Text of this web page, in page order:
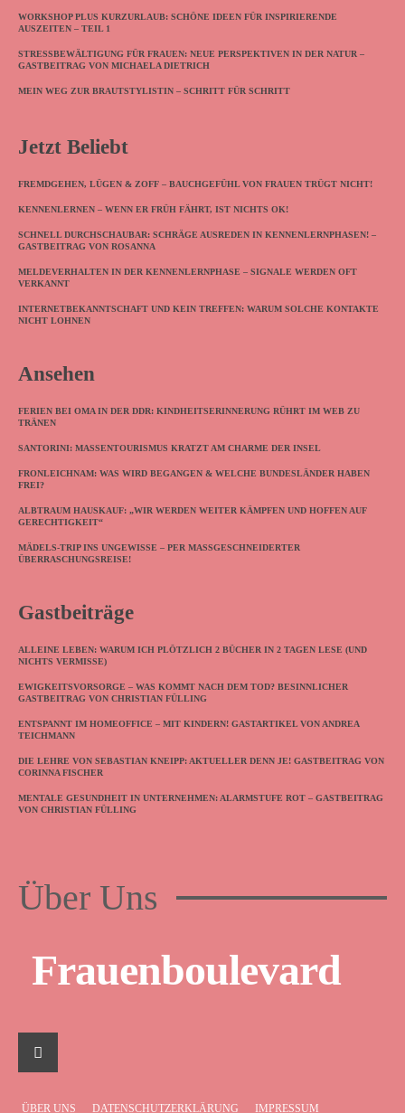
WORKSHOP PLUS KURZURLAUB: SCHÖNE IDEEN FÜR INSPIRIERENDE
AUSZEITEN – TEIL 1
STRESSBEWÄLTIGUNG FÜR FRAUEN: NEUE PERSPEKTIVEN IN DER NATUR –
GASTBEITRAG VON MICHAELA DIETRICH
MEIN WEG ZUR BRAUTSTYLISTIN – SCHRITT FÜR SCHRITT
Jetzt Beliebt
FREMDGEHEN, LÜGEN & ZOFF – BAUCHGEFÜHL VON FRAUEN TRÜGT NICHT!
KENNENLERNEN – WENN ER FRÜH FÄHRT, IST NICHTS OK!
SCHNELL DURCHSCHAUBAR: SCHRÄGE AUSREDEN IN KENNENLERNPHASEN! –
GASTBEITRAG VON ROSANNA
MELDEVERHALTEN IN DER KENNENLERNPHASE – SIGNALE WERDEN OFT
VERKANNT
INTERNETBEKANNTSCHAFT UND KEIN TREFFEN: WARUM SOLCHE KONTAKTE
NICHT LOHNEN
Ansehen
FERIEN BEI OMA IN DER DDR: KINDHEITSERINNERUNG RÜHRT IM WEB ZU
TRÄNEN
SANTORINI: MASSENTOURISMUS KRATZT AM CHARME DER INSEL
FRONLEICHNAM: WAS WIRD BEGANGEN & WELCHE BUNDESLÄNDER HABEN
FREI?
ALBTRAUM HAUSKAUF: „WIR WERDEN WEITER KÄMPFEN UND HOFFEN AUF
GERECHTIGKEIT“
MÄDELS-TRIP INS UNGEWISSE – PER MASSGESCHNEIDERTER Ü
BERRASCHUNGSREISE!
Gastbeiträge
ALLEINE LEBEN: WARUM ICH PLÖTZLICH 2 BÜCHER IN 2 TAGEN LESE (UND
NICHTS VERMISSE)
EWIGKEITSVORSORGE – WAS KOMMT NACH DEM TOD? BESINNLICHER
GASTBEITRAG VON CHRISTIAN FÜLLING
ENTSPANNT IM HOMEOFFICE – MIT KINDERN! GASTARTIKEL VON ANDREA
TEICHMANN
DIE LEHRE VON SEBASTIAN KNEIPP: AKTUELLER DENN JE! GASTBEITRAG VON
CORINNA FISCHER
MENTALE GESUNDHEIT IN UNTERNEHMEN: ALARMSTUFE ROT – GASTBEITRAG
VON CHRISTIAN FÜLLING
Über Uns
Frauenboulevard
ÜBER UNS DATENSCHUTZERKLÄRUNG IMPRESSUM